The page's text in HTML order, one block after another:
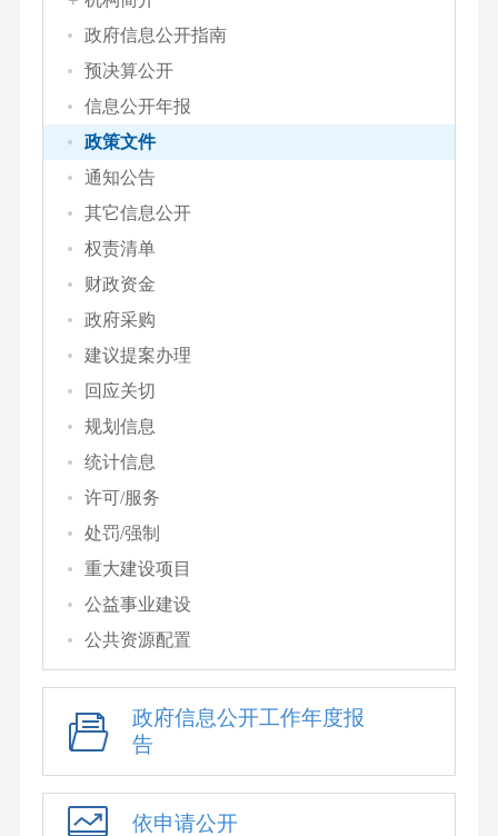
政府信息公开指南
预决算公开
信息公开年报
政策文件
通知公告
其它信息公开
权责清单
财政资金
政府采购
建议提案办理
回应关切
规划信息
统计信息
许可/服务
处罚/强制
重大建设项目
公益事业建设
公共资源配置
政府信息公开工作年度报
告
依申请公开